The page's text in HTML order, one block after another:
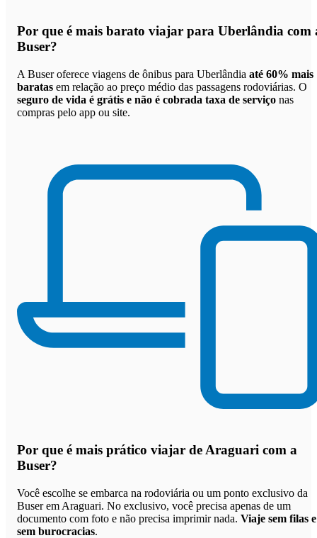
Por que é mais barato viajar para Uberlândia com
Buser?
A Buser oferece viagens de ônibus para Uberlândia até 60% mais
baratas em relação ao preço médio das passagens rodoviárias. O
seguro de vida é grátis e não é cobrada taxa de serviço nas
compras pelo app ou site.
Por que é mais prático viajar de Araguari com a
Buser?
Você escolhe se embarca na rodoviária ou um ponto exclusivo da
Buser em Araguari. No exclusivo, você precisa apenas de um
documento com foto e não precisa imprimir nada. Viaje sem filas e
sem burocracias.